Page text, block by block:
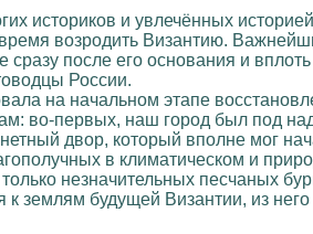
историков и увлечённых
возродить Византию.
сразу после его основания и
России.
на начальном этапе
во-первых, наш город был под
двор, который вполне мог
в климатическом и
незначительных песчаных
к землям будущей Византии, из